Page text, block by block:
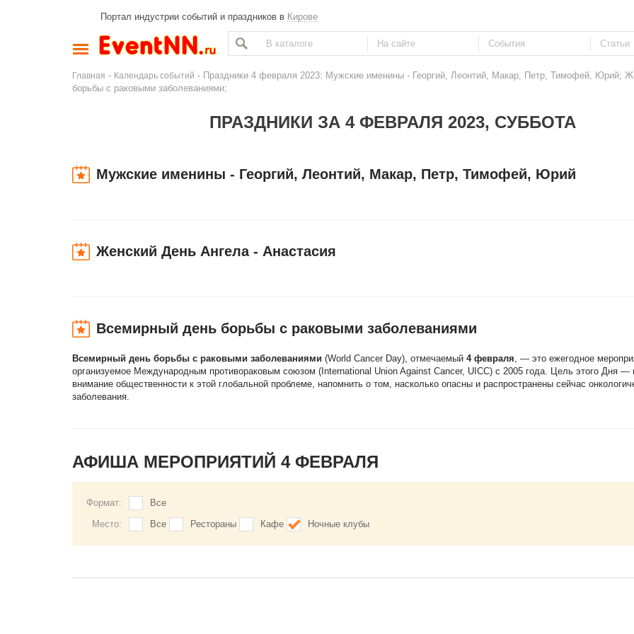
Портал индустрии событий и праздников в Кирове
Главная - Календарь событий - Праздники 4 февраля 2023: Мужские именины - Георгий, Леонтий, Макар, Петр, Тимофей, Юрий;
борьбы с раковыми заболеваниями;
ПРАЗДНИКИ ЗА 4 ФЕВРАЛЯ 2023, СУББОТА
Мужские именины - Георгий, Леонтий, Макар, Петр, Тимофей, Юрий
Женский День Ангела - Анастасия
Всемирный день борьбы с раковыми заболеваниями
Всемирный день борьбы с раковыми заболеваниями (World Cancer Day), отмечаемый 4 февраля, — это ежегодное
организуемое Международным противораковым союзом (International Union Against Cancer, UICC) с 2005 года. Цель этого Дня —
внимание общественности к этой глобальной проблеме, напомнить о том, насколько опасны и распространены сейчас
заболевания.
АФИША МЕРОПРИЯТИЙ 4 ФЕВРАЛЯ
Формат:
Все
Место:
Все Рестораны Кафе Ночные клубы